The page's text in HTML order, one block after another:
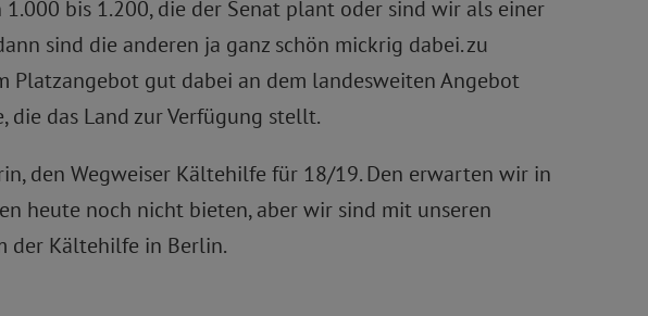
bis 1.200, die der Senat plant oder sind wir als einer
sind die anderen ja ganz schön mickrig dabei. zu
Platzangebot gut dabei an dem landesweiten Angebot
das Land zur Verfügung stellt.
den Wegweiser Kältehilfe für 18/19. Den erwarten wir in
heute noch nicht bieten, aber wir sind mit unseren
der Kältehilfe in Berlin.